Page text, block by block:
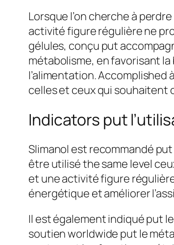
Lorsque l’on cherche à
activité figure régulière ne
gélules, conçu put
métabolisme, en favorisant
l’alimentation.
celles et ceux qui souhaitent
Indicators put
Slimanol est recommandé
être utilisé the same level
et une activité figure
énergétique et améliorer
Il est également indiqué put
soutien worldwide put le